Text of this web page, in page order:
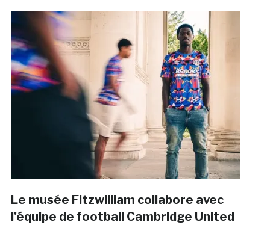
Le musée Fitzwilliam collabore avec
l’équipe de football Cambridge United